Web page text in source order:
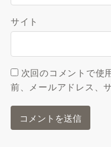
サイト
次回のコメントで使
前、メールアドレス、